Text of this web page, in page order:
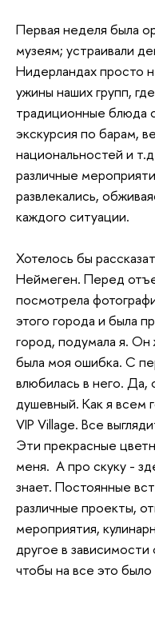
Первая неделя была
музеям; устраивали
Нидерландах просто
ужины наших групп,
традиционные блюда
экскурсия по барам,
национальностей и
различные
развлекались,
каждого ситуации.
Хотелось бы
Неймеген. Перед
посмотрела
этого города и была
город, подумала я.
была моя ошибка. С
влюбилась в него. Да,
душевный. Как я всем
VIP Village. Все
Эти прекрасные
меня. А про скуку -
знает. Постоянные
различные проекты,
мероприятия,
другое в зависимости
чтобы на все это